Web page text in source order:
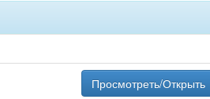
Просмотреть/Открыть